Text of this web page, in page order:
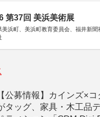
第37回 美浜美術展
美浜町、美浜町教育委員会、福井新聞
【公募情報】カインズ×
タッグ、家具・木工品